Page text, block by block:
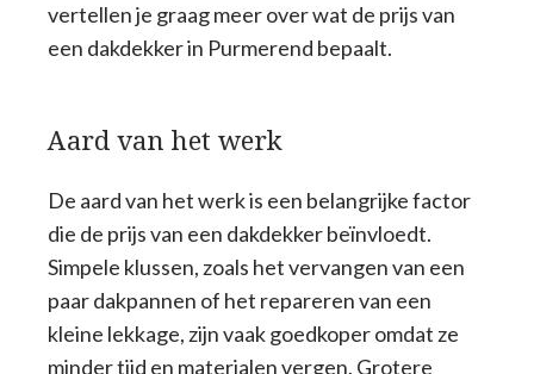
vertellen je graag meer over wat de prijs van
een dakdekker in Purmerend bepaalt.
Aard van het werk
De aard van het werk is een belangrijke factor
die de prijs van een dakdekker beïnvloedt.
Simpele klussen, zoals het vervangen van een
paar dakpannen of het repareren van een
kleine lekkage, zijn vaak goedkoper omdat ze
minder tijd en materialen vergen. Grotere